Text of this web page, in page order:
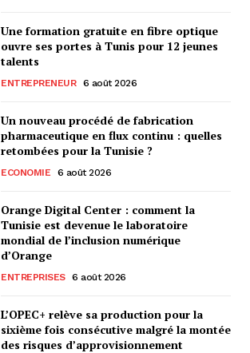
Une formation gratuite en fibre optique
ouvre ses portes à Tunis pour 12 jeunes
talents
ENTREPRENEUR 6 août 2026
Un nouveau procédé de fabrication
pharmaceutique en flux continu : quelles
retombées pour la Tunisie ?
ECONOMIE 6 août 2026
Orange Digital Center : comment la
Tunisie est devenue le laboratoire
mondial de l’inclusion numérique
d’Orange
ENTREPRISES 6 août 2026
L’OPEC+ relève sa production pour la
sixième fois consécutive malgré la montée
des risques d’approvisionnement